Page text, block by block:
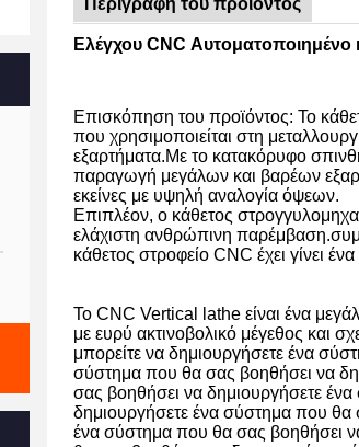
Περιγραφή του προϊόντος
Ελέγχου CNC
Επισκόπηση του προϊόντος: Το
που χρησιμοποιείται στη
εξαρτήματα.Με το κατακόρυφο
παραγωγή μεγάλων και βαρέων
εκείνες με υψηλή αναλογία όψεων.
Επιπλέον, ο κάθετος
ελάχιστη ανθρώπινη
κάθετος στροφείο CNC έχει γίνει
Το CNC Vertical lathe είναι ένα
με ευρύ ακτινοβολικό μέγεθος και
μπορείτε να δημιουργήσετε ένα
σύστημα που θα σας βοηθήσει να
σας βοηθήσει να δημιουργήσετε
δημιουργήσετε ένα σύστημα που θα
ένα σύστημα που θα σας βοηθήσει